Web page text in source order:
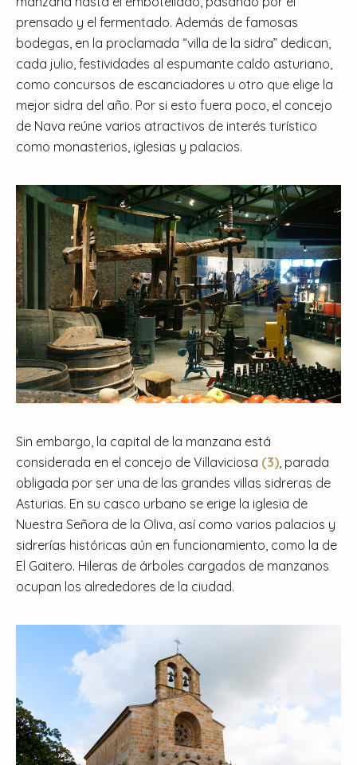
prensado y el fermentado. Además de famosas
bodegas, en la proclamada “villa de la sidra” dedican,
cada julio, festividades al espumante caldo asturiano,
como concursos de escanciadores u otro que elige la
mejor sidra del año. Por si esto fuera poco, el concejo
de Nava reúne varios atractivos de interés turístico
como monasterios, iglesias y palacios.
Sin embargo, la capital de la manzana está
considerada en el concejo de Villaviciosa (3), parada
obligada por ser una de las grandes villas sidreras de
Asturias. En su casco urbano se erige la iglesia de
Nuestra Señora de la Oliva, así como varios palacios y
sidrerías históricas aún en funcionamiento, como la de
El Gaitero. Hileras de árboles cargados de manzanos
ocupan los alrededores de la ciudad.